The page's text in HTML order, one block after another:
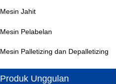
Mesin Jahit
Mesin Pelabelan
Mesin Palletizing dan Depalletizing
Produk Unggulan